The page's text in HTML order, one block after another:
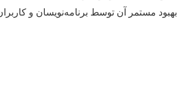
بهبود مستمر آن توسط برنامه‌نویسان و